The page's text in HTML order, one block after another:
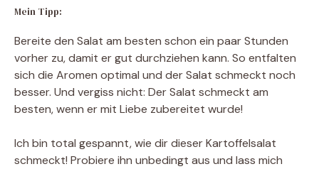
Mein Tipp:
Bereite den Salat am besten schon ein paar Stunden
vorher zu, damit er gut durchziehen kann. So entfalten
sich die Aromen optimal und der Salat schmeckt noch
besser. Und vergiss nicht: Der Salat schmeckt am
besten, wenn er mit Liebe zubereitet wurde!
Ich bin total gespannt, wie dir dieser Kartoffelsalat
schmeckt! Probiere ihn unbedingt aus und lass mich